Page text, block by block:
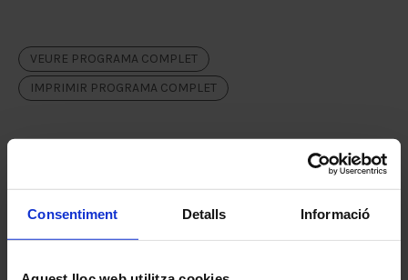
Consentiment Detalls Informació
VEURE PROGRAMA COMPLET
IMPRIMIR PROGRAMA COMPLET
Cor Plèiade
Júlia Sesé, directora